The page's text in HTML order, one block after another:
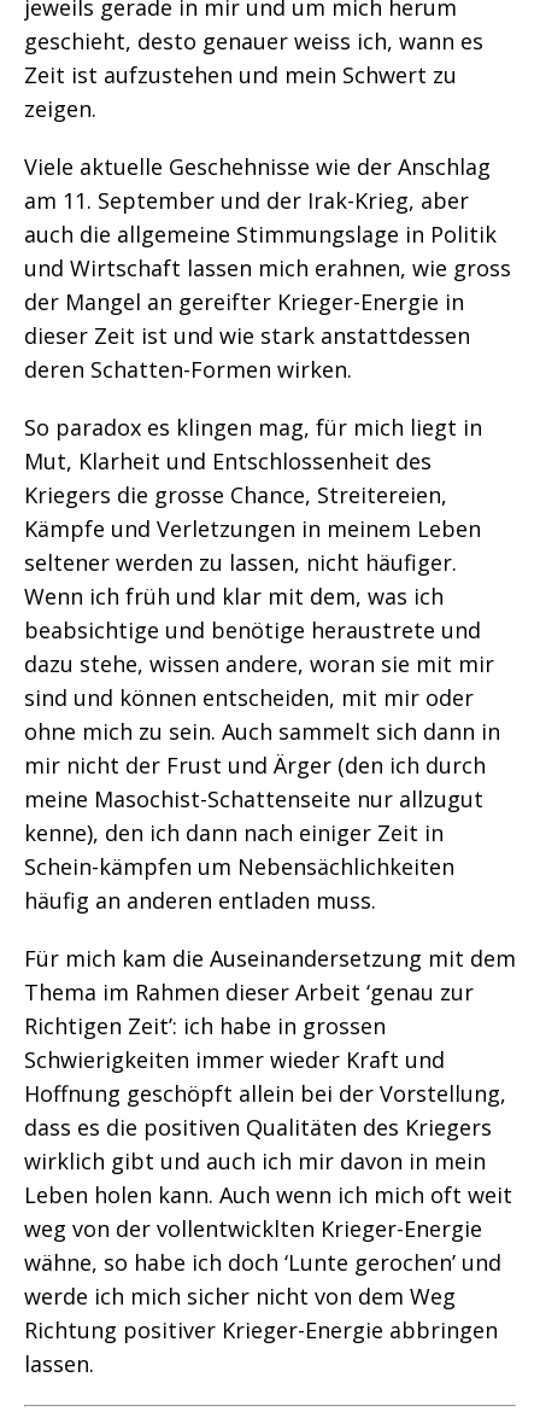
jeweils gerade in mir und um mich herum
geschieht, desto genauer weiss ich, wann es
Zeit ist aufzustehen und mein Schwert zu
zeigen.
Viele aktuelle Geschehnisse wie der Anschlag
am 11. September und der Irak-Krieg, aber
auch die allgemeine Stimmungslage in Politik
und Wirtschaft lassen mich erahnen, wie gross
der Mangel an gereifter Krieger-Energie in
dieser Zeit ist und wie stark anstattdessen
deren Schatten-Formen wirken.
So paradox es klingen mag, für mich liegt in
Mut, Klarheit und Entschlossenheit des
Kriegers die grosse Chance, Streitereien,
Kämpfe und Verletzungen in meinem Leben
seltener werden zu lassen, nicht häufiger.
Wenn ich früh und klar mit dem, was ich
beabsichtige und benötige heraustrete und
dazu stehe, wissen andere, woran sie mit mir
sind und können entscheiden, mit mir oder
ohne mich zu sein. Auch sammelt sich dann in
mir nicht der Frust und Ärger (den ich durch
meine Masochist-Schattenseite nur allzugut
kenne), den ich dann nach einiger Zeit in
Schein-kämpfen um Nebensächlichkeiten
häufig an anderen entladen muss.
Für mich kam die Auseinandersetzung mit dem
Thema im Rahmen dieser Arbeit ‘genau zur
Richtigen Zeit’: ich habe in grossen
Schwierigkeiten immer wieder Kraft und
Hoffnung geschöpft allein bei der Vorstellung,
dass es die positiven Qualitäten des Kriegers
wirklich gibt und auch ich mir davon in mein
Leben holen kann. Auch wenn ich mich oft weit
weg von der vollentwicklten Krieger-Energie
wähne, so habe ich doch ‘Lunte gerochen’ und
werde ich mich sicher nicht von dem Weg
Richtung positiver Krieger-Energie abbringen
lassen.